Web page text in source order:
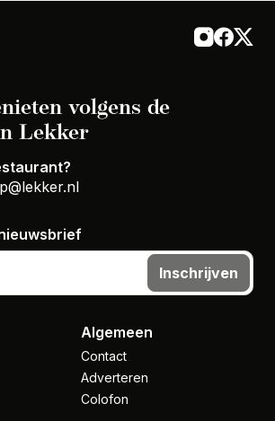
volgens de
Lekker
Inschrijven
Algemeen
Contact
Adverteren
Colofon